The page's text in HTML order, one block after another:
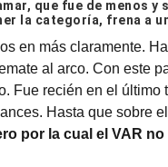
que fue de menos y
la categoría, frena a
en más claramente.
al arco. Con este
Fue recién en el
Hasta que sobre
por la cual el VAR